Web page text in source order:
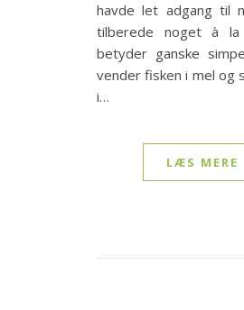
havde let adgang til
tilberede noget à la
betyder ganske
vender fisken i mel og
i…
LÆS MERE